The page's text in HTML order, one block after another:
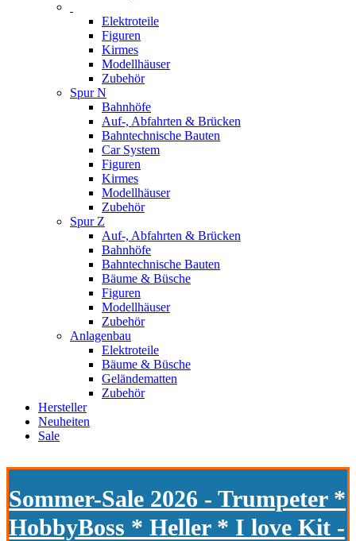
Elektroteile
Figuren
Kirmes
Modellhäuser
Zubehör
Spur N
Bahnhöfe
Auf-, Abfahrten & Brücken
Bahntechnische Bauten
Car System
Figuren
Kirmes
Modellhäuser
Zubehör
Spur Z
Auf-, Abfahrten & Brücken
Bahnhöfe
Bahntechnische Bauten
Bäume & Büsche
Figuren
Modellhäuser
Zubehör
Anlagenbau
Elektroteile
Bäume & Büsche
Geländematten
Zubehör
Hersteller
Neuheiten
Sale
Sommer-Sale 2026 - Trumpeter *
HobbyBoss * Heller * I love Kit -